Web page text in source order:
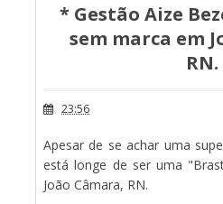
* Gestão Aize
sem marca em
RN.
23:56
Apesar de se achar uma
está longe de ser uma
João Câmara, RN.